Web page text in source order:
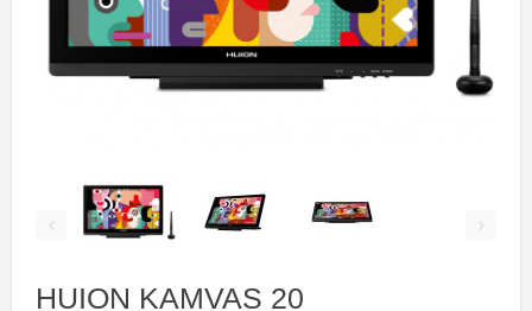
HUION KAMVAS 20